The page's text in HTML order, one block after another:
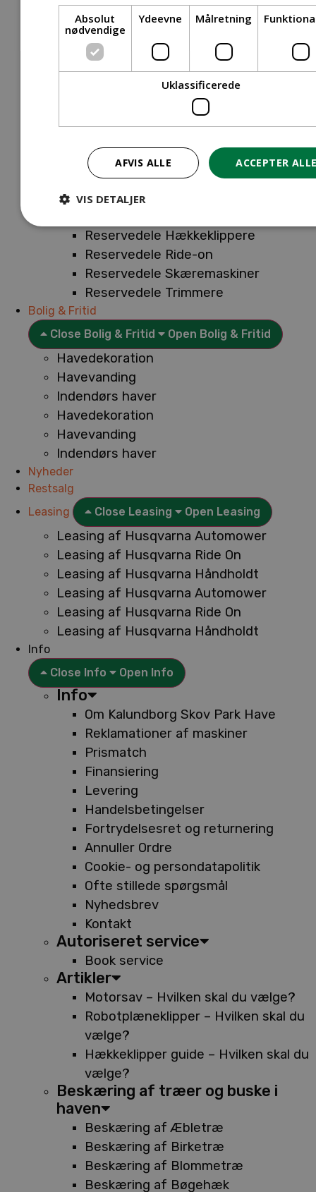
Tilbehør Kæder
Tilbehør Sværd
Tilbehør Rengøringsmaskiner
Tilbehør Robotplæneklipper
Tilbehør Walk Behind
Reservedele Løvblæsere
Reservedele Motorsave
Reservedele Plæneklippere
Reservedele Hækkeklippere
Reservedele Ride-on
Reservedele Skæremaskiner
Reservedele Trimmere
Bolig & Fritid
Close Bolig & Fritid
Open Bolig & Fritid
Havedekoration
Havevanding
Indendørs haver
Havedekoration
Havevanding
Indendørs haver
Nyheder
Restsalg
Leasing
Close Leasing Open Leasing
Leasing af Husqvarna Automower
Leasing af Husqvarna Ride On
Leasing af Husqvarna Håndholdt
Leasing af Husqvarna Automower
Leasing af Husqvarna Ride On
Leasing af Husqvarna Håndholdt
Info
Close Info
Open Info
Info
Om Kalundborg Skov Park Have
Reklamationer af maskiner
Prismatch
Finansiering
Levering
Handelsbetingelser
Fortrydelsesret og returnering
Annuller Ordre
Cookie- og persondatapolitik
Ofte stillede spørgsmål
Nyhedsbrev
Kontakt
Autoriseret service
Book service
Artikler
Motorsav – Hvilken skal du vælge?
Robotplæneklipper – Hvilken skal du
vælge?
Hækkeklipper guide – Hvilken skal du
vælge?
Beskæring af træer og buske i
haven
Beskæring af Æbletræ
Beskæring af Birketræ
Beskæring af Blommetræ
Beskæring af Bøgehæk
Absolut
nødvendige
Ydeevne Målretning
Uklassificerede
ACCEPTER
AFVIS ALLE
VIS DETALJER